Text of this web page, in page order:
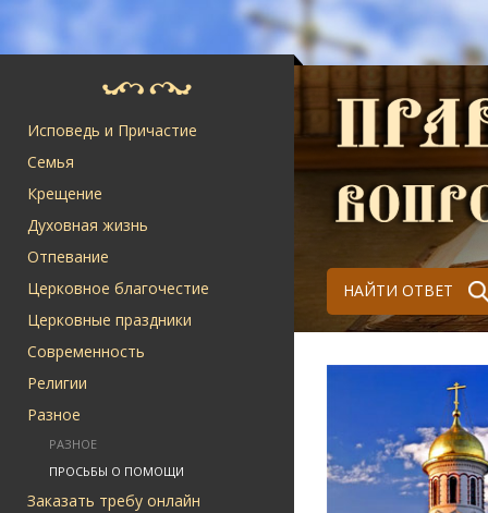
Исповедь и Причастие
Семья
Крещение
Духовная жизнь
Отпевание
Церковное благочестие
Церковные праздники
Современность
Религии
Разное
РАЗНОЕ
ПРОСЬБЫ О ПОМОЩИ
Заказать требу онлайн
НАЙТИ ОТВЕТ